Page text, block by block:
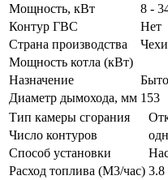
Мощность, кВт
8 -
Контур ГВС
Нет
Страна производства
Мощность котла (кВт)
Назначение
Диаметр дымохода, мм 153
Тип камеры сгорания
Число контуров
Способ установки
Расход топлива (М3/час) 3.8